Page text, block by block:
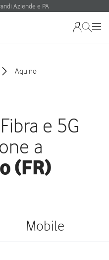
Aziende e PA
Aquino
e 5G
a
(FR)
Mobile